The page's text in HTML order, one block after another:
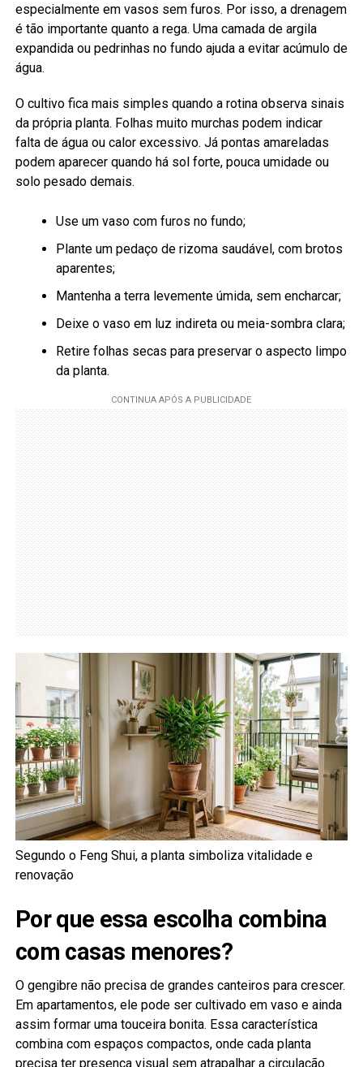
especialmente em vasos sem furos. Por isso, a drenagem
é tão importante quanto a rega. Uma camada de argila
expandida ou pedrinhas no fundo ajuda a evitar acúmulo de
água.
O cultivo fica mais simples quando a rotina observa sinais
da própria planta. Folhas muito murchas podem indicar
falta de água ou calor excessivo. Já pontas amareladas
podem aparecer quando há sol forte, pouca umidade ou
solo pesado demais.
Use um vaso com furos no fundo;
Plante um pedaço de rizoma saudável, com brotos
aparentes;
Mantenha a terra levemente úmida, sem encharcar;
Deixe o vaso em luz indireta ou meia-sombra clara;
Retire folhas secas para preservar o aspecto limpo
da planta.
Segundo o Feng Shui, a planta simboliza vitalidade e
renovação
Por que essa escolha combina
com casas menores?
O gengibre não precisa de grandes canteiros para crescer.
Em apartamentos, ele pode ser cultivado em vaso e ainda
assim formar uma touceira bonita. Essa característica
combina com espaços compactos, onde cada planta
precisa ter presença visual sem atrapalhar a circulação.